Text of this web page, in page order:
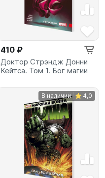
410 ₽
Доктор Стрэндж Донни
Кейтса. Том 1. Бог магии
В наличии 4,0